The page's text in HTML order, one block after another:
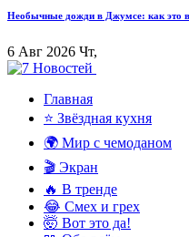
Необычные дожди в Джумсе: как это
6 Авг 2026 Чт,
Главная
⭐ Звёздная кухня
🌍 Мир с чемоданом
🎬 Экран
🔥 В тренде
😂 Смех и грех
🤯 Вот это да!